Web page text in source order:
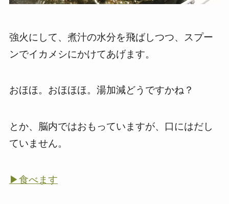
強火にして、煮汁の水分を飛ばしつつ、スプー
ンでイカメシにかけてあげます。
おほほ。おほほほ。湯加減どうですかね？
とか、脳内ではおもっていますが、口にはだし
ていません。
▶食べます